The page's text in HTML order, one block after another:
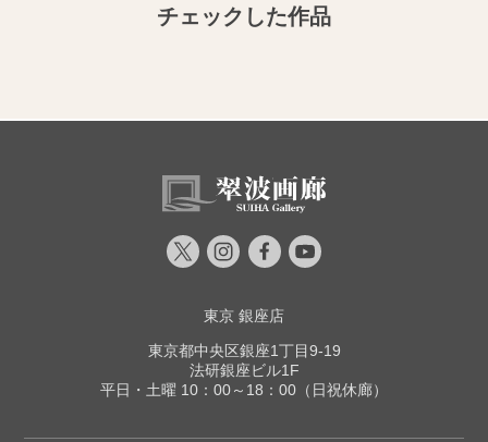
チェックした作品
東京 銀座店
東京都中央区銀座1丁目9-19
法研銀座ビル1F
平日・土曜 10：00～18：00（日祝休廊）